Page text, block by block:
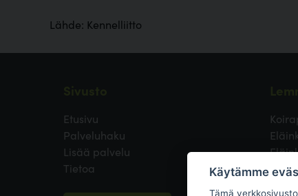
Lähde: Kennelliitto
Etusivu
Palveluhaku
Lisää palvelu
Tietoa
Käytämme
Tämä